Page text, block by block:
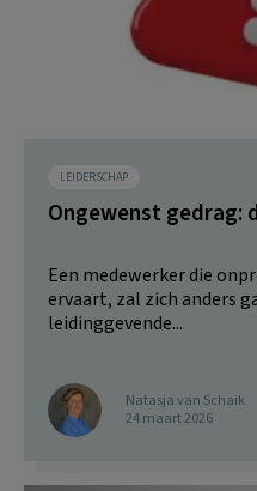
LEIDERSCHAP
Ongewenst gedrag:
Een medewerker die
ervaart, zal zich anders
leidinggevende...
Natasja van Schaik
24 maart 2026